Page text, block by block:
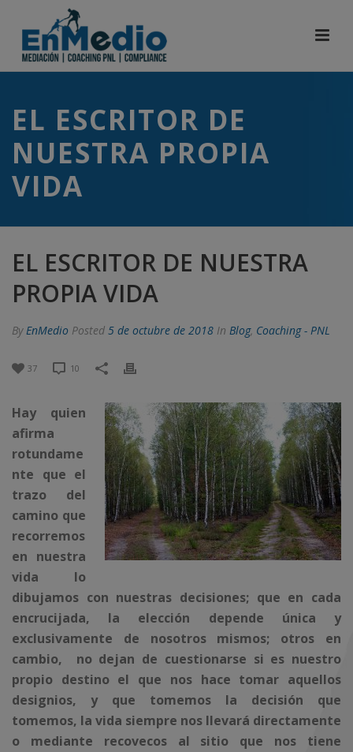
EL ESCRITOR DE
NUESTRA PROPIA
VIDA
EL ESCRITOR DE NUESTRA
PROPIA VIDA
ByEnMedio Posted 5 de octubre de 2018 In Blog, Coaching - PNL
37 10
Hay quien
afirma
rotundame
nte que el
trazo del
camino que
recorremos
en nuestra
vida lo
dibujamos con nuestras decisiones; que en cada
encrucijada, la elección depende única y
exclusivamente de nosotros mismos; otros en
cambio, no dejan de cuestionarse si es nuestro
propio destino el que nos hace tomar aquellos
designios, y que tomemos la decisión que
tomemos, la vida siempre nos llevará directamente
o mediante recovecos al sitio que nos tiene